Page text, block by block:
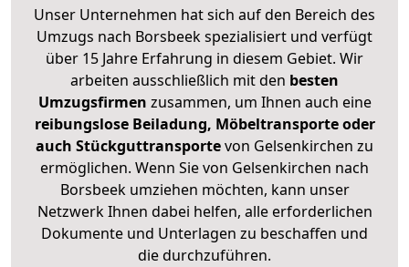
Unser Unternehmen hat sich auf den Bereich des
Umzugs nach Borsbeek spezialisiert und verfügt
über 15 Jahre Erfahrung in diesem Gebiet. Wir
arbeiten ausschließlich mit den besten
Umzugsfirmen zusammen, um Ihnen auch eine
reibungslose Beiladung, Möbeltransporte oder
auch Stückguttransportevon Gelsenkirchen zu
ermöglichen. Wenn Sie von Gelsenkirchen nach
Borsbeek umziehen möchten, kann unser
Netzwerk Ihnen dabei helfen, alle erforderlichen
Dokumente und Unterlagen zu beschaffen und
die durchzuführen.